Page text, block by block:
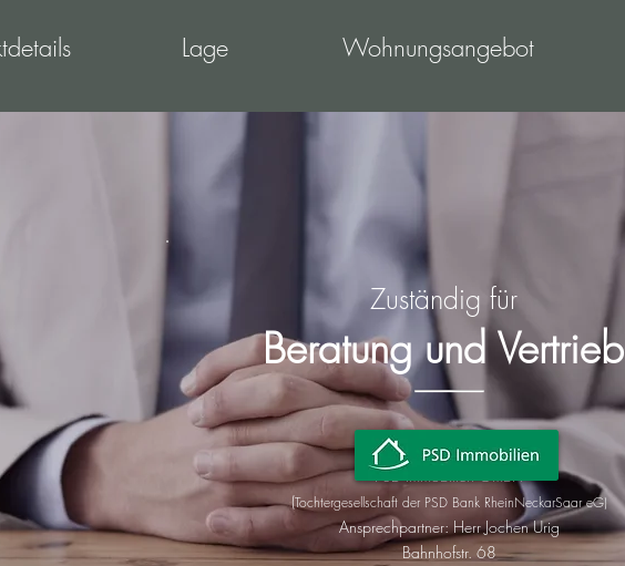
Lage Wohnungsangebot
Zuständig für
Beratung und Vertrieb
PSD Immobilien GmbH
(Tochtergesellschaft der PSD Bank RheinNeckarSaar eG)
Ansprechpartner: Herr Jochen Urig
Bahnhofstr. 68